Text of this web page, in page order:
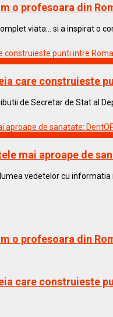
o profesoara din
viata… si a inspirat o
care construieste
de Secretar de Stat al
mai aproape de
vedetelor cu
o profesoara din
care construieste